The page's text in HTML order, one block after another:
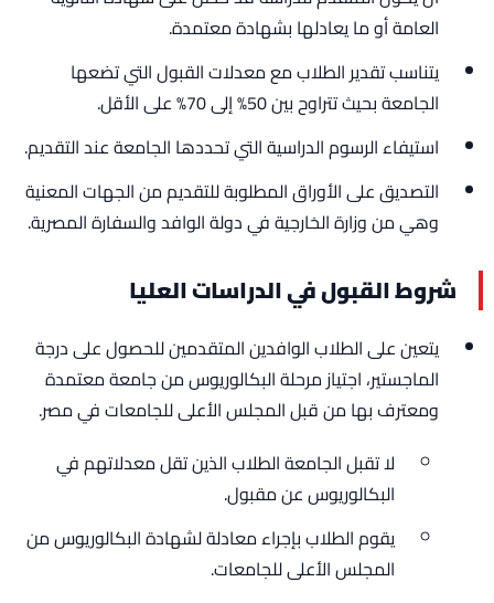
العامة أو ما يعادلها بشهادة معتمدة.
يتناسب تقدير الطلاب مع معدلات القبول التي تضعها
الجامعة بحيث تتراوح بين 50% إلى 70% على الأقل.
استيفاء الرسوم الدراسية التي تحددها الجامعة عند التقديم.
التصديق على الأوراق المطلوبة للتقديم من الجهات المعنية
وهي من وزارة الخارجية في دولة الوافد والسفارة المصرية.
شروط القبول في الدراسات العليا
يتعين على الطلاب الوافدين المتقدمين للحصول على درجة
الماجستير، اجتياز مرحلة البكالوريوس من جامعة معتمدة
ومعترف بها من قبل المجلس الأعلى للجامعات في مصر.
لا تقبل الجامعة الطلاب الذين تقل معدلاتهم في
البكالوريوس عن مقبول.
يقوم الطلاب بإجراء معادلة لشهادة البكالوريوس من
المجلس الأعلى للجامعات.